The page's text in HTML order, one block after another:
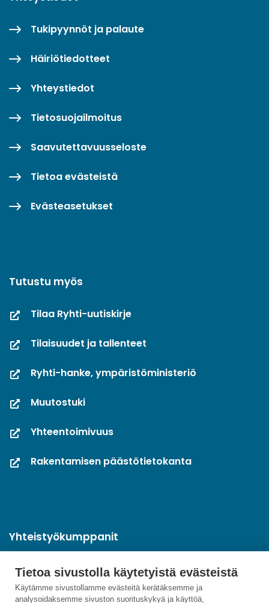
Tietoa sivustolla käytetyistä evästeistä
Käytämme sivustollamme evästeitä kerätäksemme ja
analysoidaksemme sivuston suorituskykyä ja käyttöä,
Tukipyynnöt ja palaute
Häiriötiedotteet
Yhteystiedot
Tietosuojailmoitus
Saavutettavuusseloste
Tietoa evästeistä
Evästeasetukset
Tutustu myös
Tilaa Ryhti-uutiskirje
Tilaisuudet ja tallenteet
Ryhti-hanke, ympäristöministeriö
Muutostuki
Yhteentoimivuus
Rakentamisen päästötietokanta
Yhteistyökumppanit